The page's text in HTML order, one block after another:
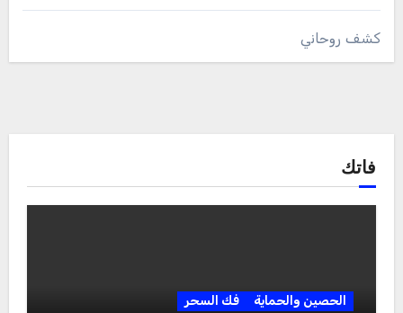
كشف روحاني
فاتك
الحصين والحماية فك السحر